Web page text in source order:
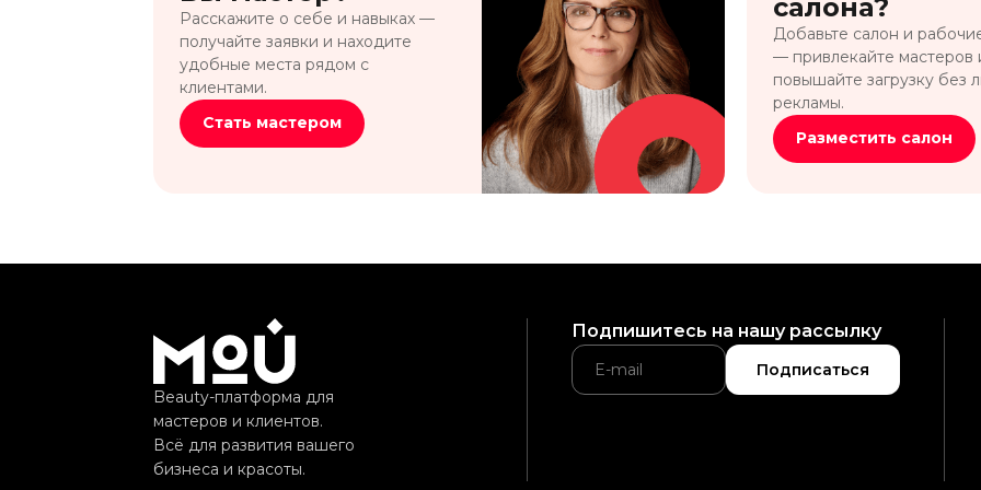
Расскажите о себе и навыках —
получайте заявки и находите
удобные места рядом с
клиентами.
Стать мастером
салона?
Добавьте салон и
— привлекайте мастеров
повышайте загрузку без
рекламы.
Разместить салон
Beauty-платформа для
мастеров и клиентов.
Всё для развития вашего
бизнеса и красоты.
Подпишитесь на нашу рассылку
Подписаться